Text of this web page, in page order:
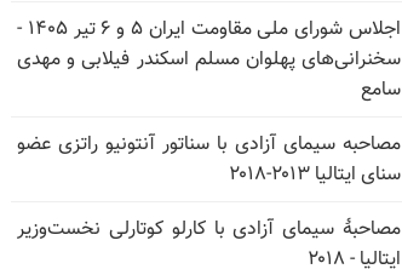
اجلاس شورای ملی مقاومت ایران ۵ و ۶ تیر ۱۴۰۵ -
سخنرانی‌های پهلوان مسلم اسکندر فیلابی و مهدی
سامع
مصاحبه سیمای آزادی با سناتور آنتونیو راتزی عضو
سنای ایتالیا ۲۰۱۳-۲۰۱۸
مصاحبهٔ سیمای آزادی با کارلو کوتارلی نخست‌وزیر
ایتالیا - ۲۰۱۸